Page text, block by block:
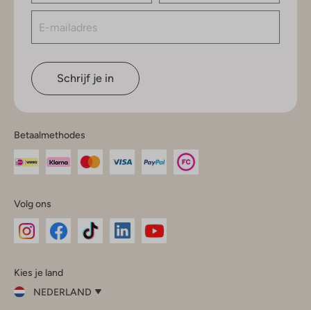
Schrijf je in
Betaalmethodes
Volg ons
InstagramFacebook
Kies je land
NEDERLAND